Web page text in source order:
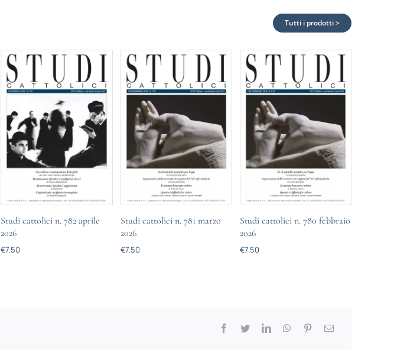
Tutti i prodotti >
Studi cattolici n. 782 aprile
2026
€7.50
Studi cattolici n. 781 marzo
2026
€7.50
Studi cattolici n. 780 febbraio
2026
€7.50